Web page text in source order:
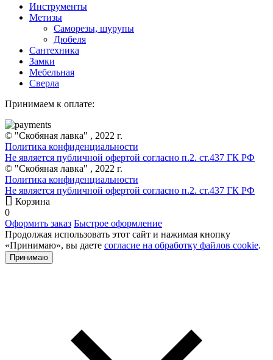
Инструменты
Метизы
Саморезы, шурупы
Дюбеля
Сантехника
Замки
Мебельная
Сверла
Принимаем к оплате:
© "Скобяная лавка" , 2022 г.
Политика конфиденциальности
Не является публичной офертой согласно п.2. ст.437 ГК РФ
© "Скобяная лавка" , 2022 г.
Политика конфиденциальности
Не является публичной офертой согласно п.2. ст.437 ГК РФ
Корзина
0
Оформить заказ Быстрое оформление
Продолжая использовать этот сайт и нажимая кнопку
«Принимаю», вы даете согласие на обработку файлов cookie.
Принимаю